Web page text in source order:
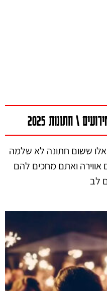
ששום חתונה לא שלמה
ואתם מחכים להם